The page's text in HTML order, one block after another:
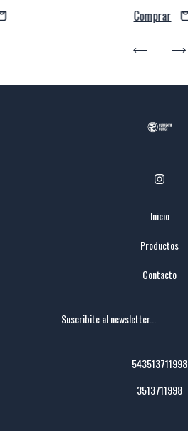
Inicio
Productos
Contacto
543513711998
3513711998